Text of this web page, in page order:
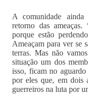
A comunidade
retorno das
porque estão
Ameaçam para ver se
terras. Mas não
situação um dos
isso, ficam no
por eles que, em dois
guerreiros na luta por